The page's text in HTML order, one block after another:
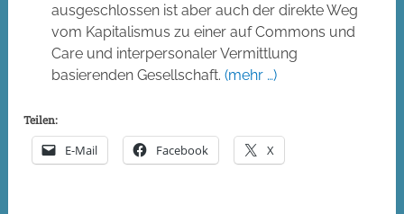
ausgeschlossen ist aber auch der direkte Weg
vom Kapitalismus zu einer auf Commons und
Care und interpersonaler Vermittlung
basierenden Gesellschaft. (mehr …)
Teilen:
E-Mail Facebook X